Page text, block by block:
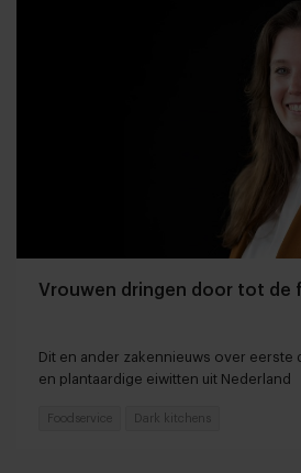
Vrouwen dringen door tot de
Dit en ander zakennieuws over eerste
en plantaardige eiwitten uit Nederland
Foodservice Dark kitchens